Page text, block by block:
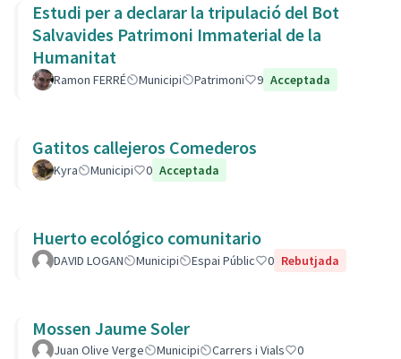
Estudi per a declarar la tripulació del Bot
Salvavides Patrimoni Immaterial de la
Humanitat
Ramon FERRÉ Municipi Patrimoni 9 Acceptada
Gatitos callejeros Comederos
Kyra Municipi 0 Acceptada
Huerto ecológico comunitario
DAVID LOGAN Municipi Espai Públic 0 Rebutjada
Mossen Jaume Soler
Juan Olive Verge Municipi Carrers i Vials
0